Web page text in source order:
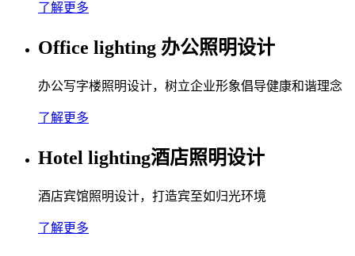
了解更多
Office lighting 办公照明设计
办公写字楼照明设计，树立企业形象倡导健康和谐理念
了解更多
Hotel lighting酒店照明设计
酒店宾馆照明设计，打造宾至如归光环境
了解更多